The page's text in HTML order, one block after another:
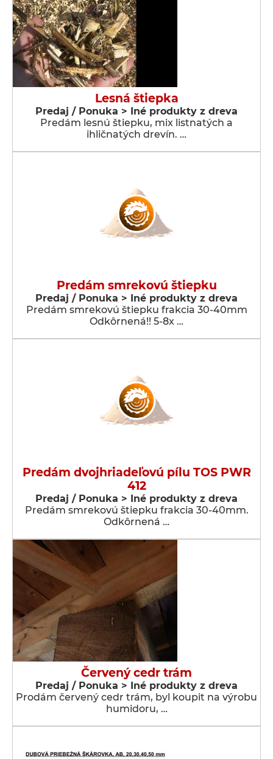
Lesná štiepka
Predaj / Ponuka > Iné produkty z dreva
Predám lesnú štiepku, mix listnatých a
ihličnatých drevín. …
Predám smrekovú štiepku
Predaj / Ponuka > Iné produkty z dreva
Predám smrekovú štiepku frakcia 30-40mm
Odkôrnená!! 5-8x …
Predám dvojhriadeľovú pílu TOS PWR
412
Predaj / Ponuka > Iné produkty z dreva
Predám smrekovú štiepku frakcia 30-40mm.
Odkôrnená …
Červený cedr trám
Predaj / Ponuka > Iné produkty z dreva
Prodám červený cedr trám, byl koupit na výrobu
humidoru, …